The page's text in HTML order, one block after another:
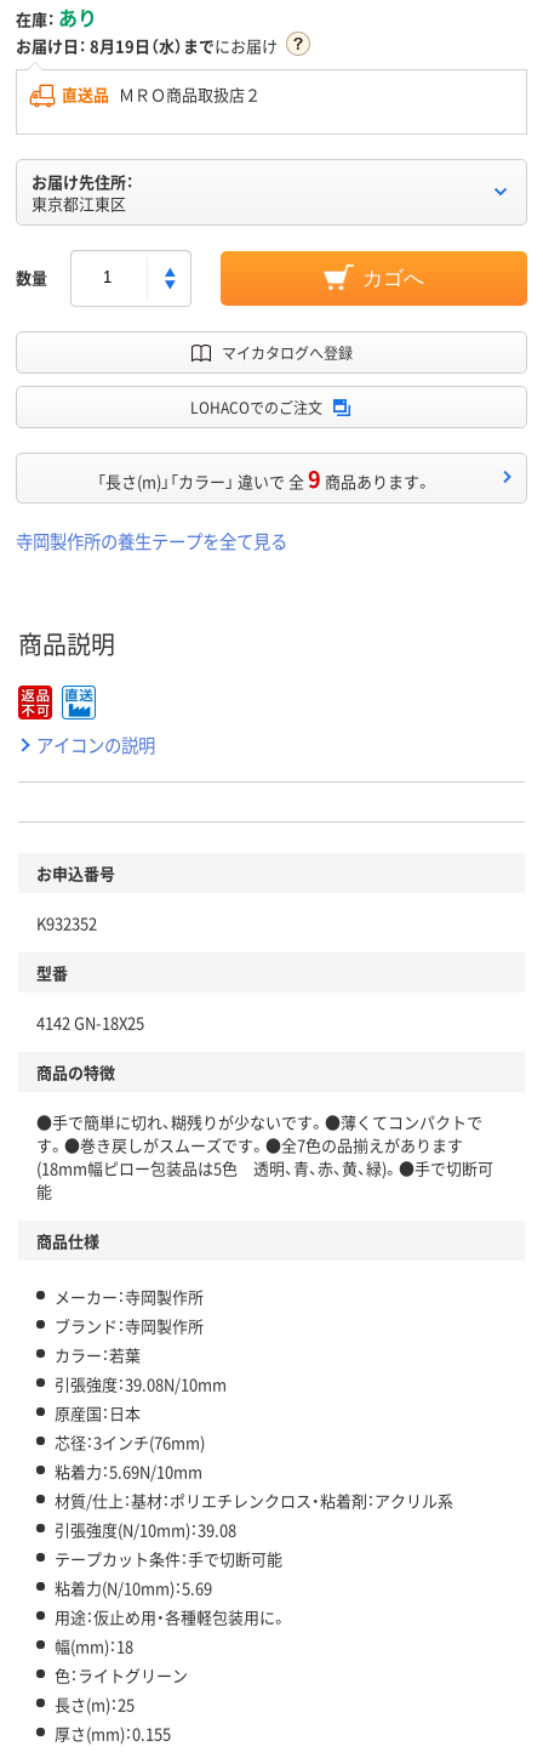
在庫： あり
お届け日： 8月19日（水）までにお届け
直送品 ＭＲＯ商品取扱店２
お届け先住所：
東京都江東区
数量 カゴへ
マイカタログへ登録
LOHACOでのご注文
「長さ(m)」「カラー」 違いで 全9 商品あります。
寺岡製作所の養生テープを全て見る
商品説明
アイコンの説明
お申込番号
K932352
型番
4142 GN-18X25
商品の特徴
●手で簡単に切れ、糊残りが少ないです。●薄くてコンパクトで
す。●巻き戻しがスムーズです。●全7色の品揃えがあります
(18mm幅ピロー包装品は5色 透明、青、赤、黄、緑)。●手で切断可
能
商品仕様
メーカー：寺岡製作所
ブランド：寺岡製作所
カラー：若葉
引張強度：39.08N/10mm
原産国：日本
芯径：3インチ(76mm)
粘着力：5.69N/10mm
材質/仕上：基材：ポリエチレンクロス・粘着剤：アクリル系
引張強度(N/10mm)：39.08
テープカット条件：手で切断可能
粘着力(N/10mm)：5.69
用途：仮止め用・各種軽包装用に。
幅(mm)：18
色：ライトグリーン
長さ(m)：25
厚さ(mm)：0.155